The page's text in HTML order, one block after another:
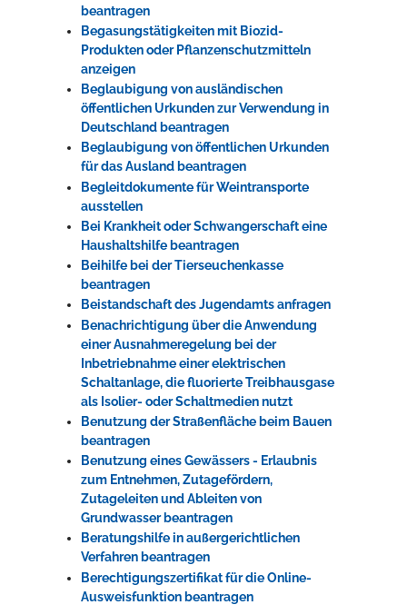
beantragen
Begasungstätigkeiten mit Biozid-
Produkten oder Pflanzenschutzmitteln
anzeigen
Beglaubigung von ausländischen
öffentlichen Urkunden zur Verwendung in
Deutschland beantragen
Beglaubigung von öffentlichen Urkunden
für das Ausland beantragen
Begleitdokumente für Weintransporte
ausstellen
Bei Krankheit oder Schwangerschaft eine
Haushaltshilfe beantragen
Beihilfe bei der Tierseuchenkasse
beantragen
Beistandschaft des Jugendamts anfragen
Benachrichtigung über die Anwendung
einer Ausnahmeregelung bei der
Inbetriebnahme einer elektrischen
Schaltanlage, die fluorierte Treibhausgase
als Isolier- oder Schaltmedien nutzt
Benutzung der Straßenfläche beim Bauen
beantragen
Benutzung eines Gewässers - Erlaubnis
zum Entnehmen, Zutagefördern,
Zutageleiten und Ableiten von
Grundwasser beantragen
Beratungshilfe in außergerichtlichen
Verfahren beantragen
Berechtigungszertifikat für die Online-
Ausweisfunktion beantragen